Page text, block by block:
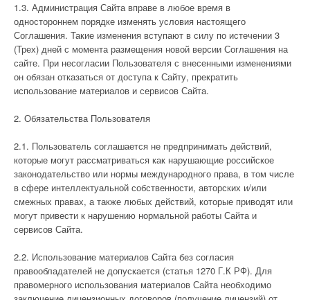
1.3. Администрация Сайта вправе в любое время в
одностороннем порядке изменять условия настоящего
Соглашения. Такие изменения вступают в силу по истечении 3
(Трех) дней с момента размещения новой версии Соглашения на
сайте. При несогласии Пользователя с внесенными изменениями
он обязан отказаться от доступа к Сайту, прекратить
использование материалов и сервисов Сайта.
2. Обязательства Пользователя
2.1. Пользователь соглашается не предпринимать действий,
которые могут рассматриваться как нарушающие российское
законодательство или нормы международного права, в том числе
в сфере интеллектуальной собственности, авторских и/или
смежных правах, а также любых действий, которые приводят или
могут привести к нарушению нормальной работы Сайта и
сервисов Сайта.
2.2. Использование материалов Сайта без согласия
правообладателей не допускается (статья 1270 Г.К РФ). Для
правомерного использования материалов Сайта необходимо